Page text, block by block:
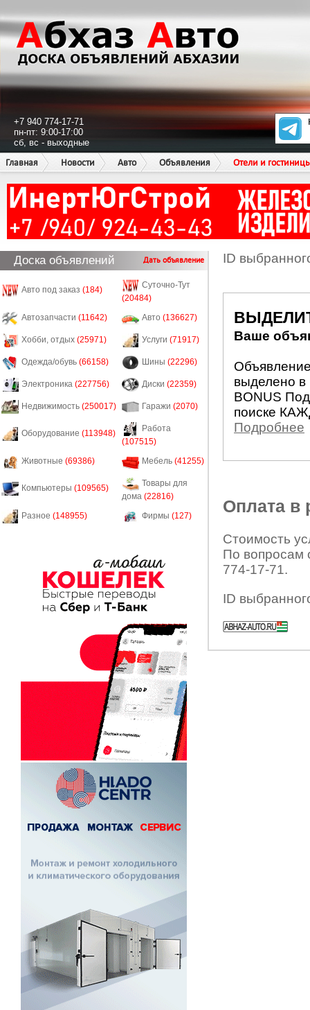
+7 940 774-17-71
пн-пт: 9:00-17:00
сб, вс - выходные
Главная
Новости Авто Объявления Отели и
Доска объявлений Дать объявление
Авто под заказ (184)
Суточно-Тут
(20484)
Автозапчасти (11642) Авто (136627)
Хобби, отдых (25971) Услуги (71917)
Одежда/обувь (66158) Шины (22296)
Электроника (227756) Диски (22359)
Недвижимость (250017) Гаражи (2070)
Оборудование (113948)
Работа
(107515)
Животные (69386) Мебель (41255)
Компьютеры (109565)
Товары для
дома (22816)
Разное (148955) Фирмы (127)
ID
Ваше
выделено в
BONUS
поиске
Подробнее
Оплата в
Стоимость
По вопросам
774-17-71.
ID